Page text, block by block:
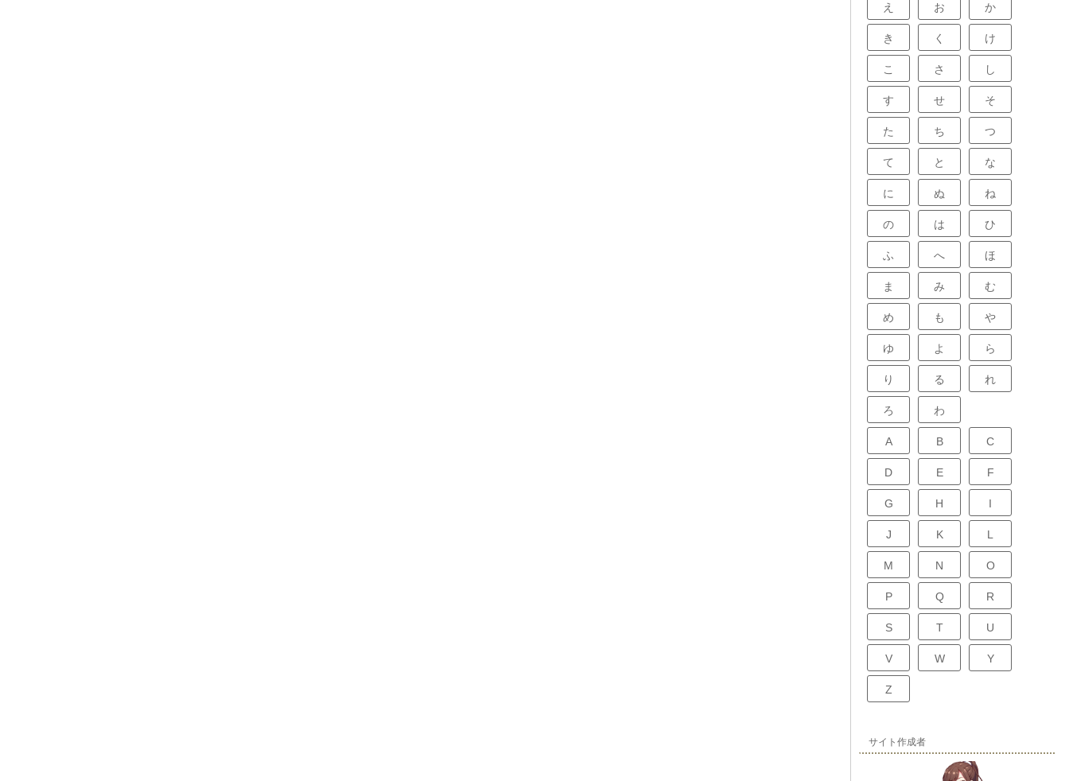
え お か
き く け
こ さ し
す せ そ
た ち つ
て と な
に ぬ ね
の は ひ
ふ へ ほ
ま み む
め も や
ゆ よ ら
り る れ
ろ わ
A B C
D E F
G H I
J K L
M N O
P Q R
S T U
V W Y
Z
サイト作成者